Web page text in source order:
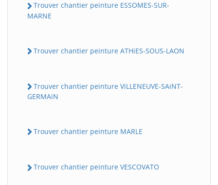
Trouver chantier peinture ESSOMES-SUR-
MARNE
Trouver chantier peinture ATHiES-SOUS-LAON
Trouver chantier peinture ViLLENEUVE-SAiNT-
GERMAiN
Trouver chantier peinture MARLE
Trouver chantier peinture VESCOVATO